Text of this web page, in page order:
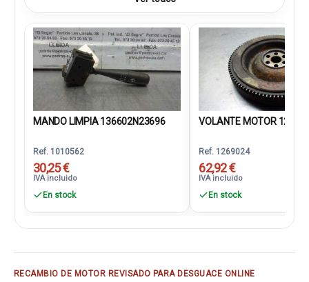
MANDO LIMPIA 136602N23696
Ref. 1010562
30,25 €
IVA incluido
En stock
VOLANTE MOTOR
Ref. 1269024
62,92 €
IVA incluido
En stock
RECAMBIO DE MOTOR REVISADO PARA DESGUACE ONLINE